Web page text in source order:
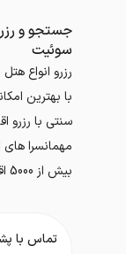
جستجو و
سوئیت
رزرو انواع
با بهترین
سنتی با رزرو
مهمانسرا های
بیش از 5000 اقامتگاه فعال
تماس با